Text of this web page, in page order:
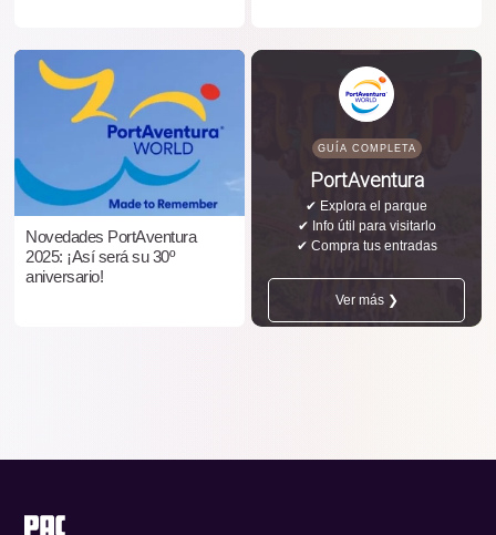
Novedades PortAventura
2025: ¡Así será su 30º
aniversario!
GUÍA COMPLETA
PortAventura
✔ Explora el parque
✔ Info útil para visitarlo
✔ Compra tus entradas
Ver más ❯